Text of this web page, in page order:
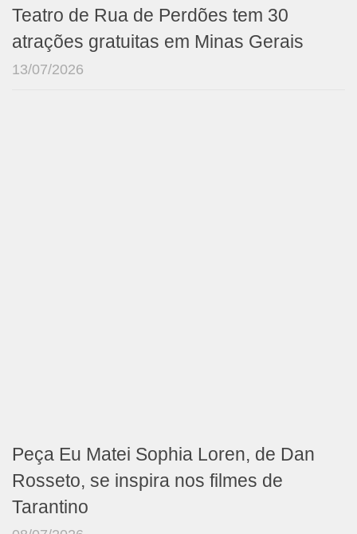
Teatro de Rua de Perdões tem 30
atrações gratuitas em Minas Gerais
13/07/2026
Peça Eu Matei Sophia Loren, de Dan
Rosseto, se inspira nos filmes de
Tarantino